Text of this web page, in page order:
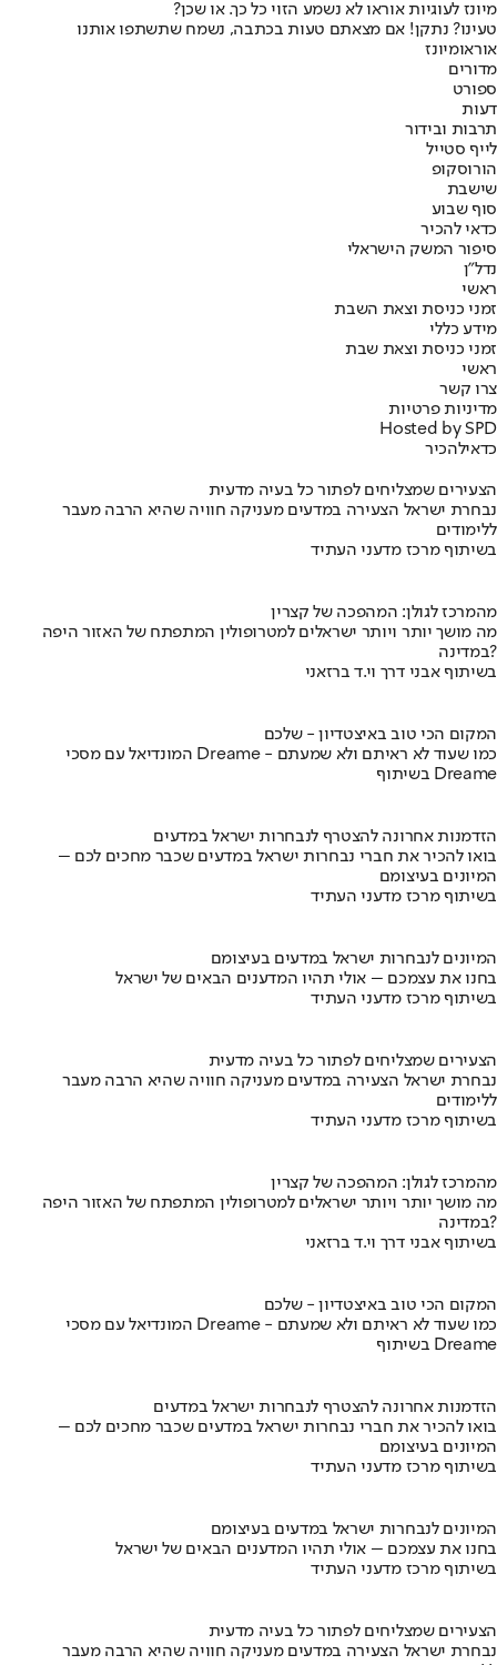
מיונז לעוגיות אוראו לא נשמע הזוי כל כך. או שכן?
טעינו? נתקן! אם מצאתם טעות בכתבה, נשמח שתשתפו אותנו
אוראומיונז
מדורים
ספורט
דעות
תרבות ובידור
לייף סטייל
הורוסקופ
שישבת
סוף שבוע
כדאי להכיר
סיפור המשק הישראלי
נדל"ן
ראשי
זמני כניסת וצאת השבת
מידע כללי
זמני כניסת וצאת שבת
ראשי
צרו קשר
מדיניות פרטיות
Hosted by SPD
כדאילהכיר
הצעירים שמצליחים לפתור כל בעיה מדעית
נבחרת ישראל הצעירה במדעים מעניקה חוויה שהיא הרבה מעבר
ללימודים
בשיתוף מרכז מדעני העתיד
מהמרכז לגולן: המהפכה של קצרין
מה מושך יותר ויותר ישראלים למטרופולין המתפתח של האזור היפה
במדינה?
בשיתוף אבני דרך וי.ד ברזאני
המקום הכי טוב באיצטדיון - שלכם
המונדיאל עם מסכי Dreame - כמו שעוד לא ראיתם ולא שמעתם
בשיתוף Dreame
הזדמנות אחרונה להצטרף לנבחרות ישראל במדעים
בואו להכיר את חברי נבחרות ישראל במדעים שכבר מחכים לכם –
המיונים בעיצומם
בשיתוף מרכז מדעני העתיד
המיונים לנבחרות ישראל במדעים בעיצומם
בחנו את עצמכם – אולי תהיו המדענים הבאים של ישראל
בשיתוף מרכז מדעני העתיד
הצעירים שמצליחים לפתור כל בעיה מדעית
נבחרת ישראל הצעירה במדעים מעניקה חוויה שהיא הרבה מעבר
ללימודים
בשיתוף מרכז מדעני העתיד
מהמרכז לגולן: המהפכה של קצרין
מה מושך יותר ויותר ישראלים למטרופולין המתפתח של האזור היפה
במדינה?
בשיתוף אבני דרך וי.ד ברזאני
המקום הכי טוב באיצטדיון - שלכם
המונדיאל עם מסכי Dreame - כמו שעוד לא ראיתם ולא שמעתם
בשיתוף Dreame
הזדמנות אחרונה להצטרף לנבחרות ישראל במדעים
בואו להכיר את חברי נבחרות ישראל במדעים שכבר מחכים לכם –
המיונים בעיצומם
בשיתוף מרכז מדעני העתיד
המיונים לנבחרות ישראל במדעים בעיצומם
בחנו את עצמכם – אולי תהיו המדענים הבאים של ישראל
בשיתוף מרכז מדעני העתיד
הצעירים שמצליחים לפתור כל בעיה מדעית
נבחרת ישראל הצעירה במדעים מעניקה חוויה שהיא הרבה מעבר